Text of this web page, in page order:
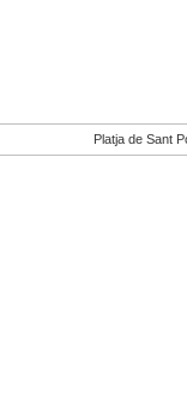
Platja de Sant